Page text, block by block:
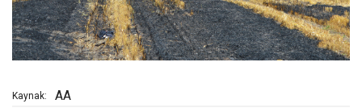
Kaynak: AA